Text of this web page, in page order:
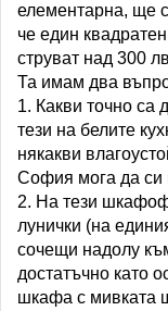
елементарна, ще
че един
струват над 300
Та имам два
1. Какви точно са
тези на белите
някакви
София мога да си
2. На тези
лунички (на
сочещи надолу
достатъчно като
шкафа с мивката